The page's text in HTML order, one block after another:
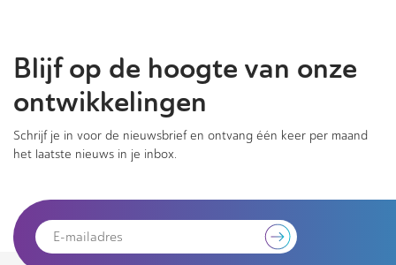
Blijf op de hoogte van onze
ontwikkelingen
Schrijf je in voor de nieuwsbrief en ontvang één keer per maand
het laatste nieuws in je inbox.